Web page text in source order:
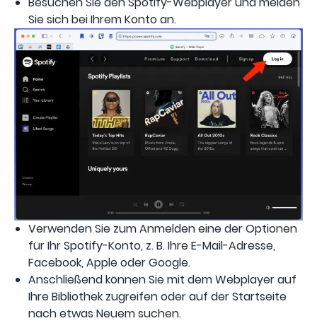
Sie sich bei Ihrem Konto an.
Verwenden Sie zum Anmelden eine der Optionen
für Ihr Spotify-Konto, z. B. Ihre E-Mail-Adresse,
Facebook, Apple oder Google.
Anschließend können Sie mit dem Webplayer auf
Ihre Bibliothek zugreifen oder auf der Startseite
nach etwas Neuem suchen.